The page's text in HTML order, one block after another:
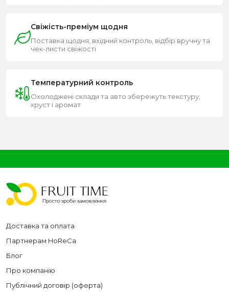
Свіжість-преміум щодня
Поставка щодня, вхідний контроль, відбір вручну та
чек-листи свіжості
Температурний контроль
Охолоджені склади та авто збережуть текстуру,
хруст і аромат
Доставка та оплата
Партнерам HoReCa
Блог
Про компанію
Публічний договір (оферта)